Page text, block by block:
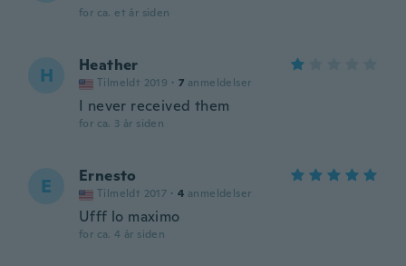
for ca. et år siden
H Heather
Tilmeldt 2019 · 7 anmeldelser
I never received them
for ca. 3 år siden
E Ernesto
Tilmeldt 2017 · 4 anmeldelser
Ufff lo maximo
for ca. 4 år siden